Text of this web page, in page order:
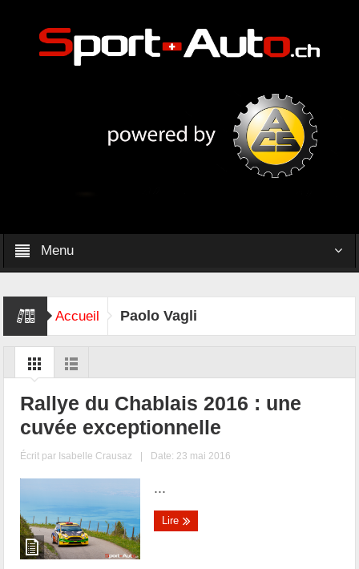
Menu
Accueil Paolo Vagli
Rallye du Chablais 2016 : une
cuvée exceptionnelle
Écrit par Isabelle Crausaz | Date: 23 mai 2016
...
Lire